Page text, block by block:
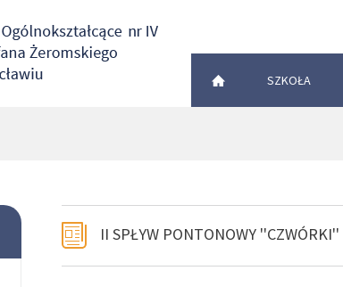
SZKOŁA
II SPŁYW PONTONOWY